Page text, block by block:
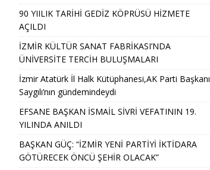
90 YIILIK TARİHİ GEDİZ KÖPRÜSÜ HİZMETE
AÇILDI
İZMİR KÜLTÜR SANAT FABRİKASI’NDA
ÜNİVERSİTE TERCİH BULUŞMALARI
İzmir Atatürk İl Halk Kütüphanesi,AK Parti Başkanı
Saygılı’nın gündemindeydi
EFSANE BAŞKAN İSMAİL SİVRİ VEFATININ 19.
YILINDA ANILDI
BAŞKAN GÜÇ: “İZMİR YENİ PARTİYİ İKTİDARA
GÖTÜRECEK ÖNCÜ ŞEHİR OLACAK”